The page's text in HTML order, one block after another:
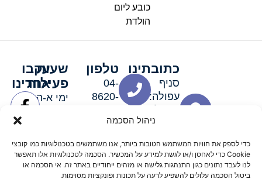
ניהול הסכמה
כדי לספק את חוויות המשתמש הטובות ביותר, אנו משתמשים בטכנולוגיות כמו קובצי
Cookie כדי לאחסן ו/או לגשת למידע על המכשיר. הסכמה לטכנולוגיות אלו תאפשר
לנו לעבד נתונים כגון התנהגות גלישה או מזהים ייחודיים באתר זה. אי הסכמה או
ביטול הסכמה עלולים להשפיע לרעה על תכונות ופונקציות מסוימות.
כובע ליום
הולדת
כתובתינו
סניף
עפולה:
סניף מגדל
האלה 19
טלפון
04-
8620-
שעות
פעילות
ימי א-ה:
ימי שישי
וערבי חג:
8:30-
15:00
עקבו
אחרינו